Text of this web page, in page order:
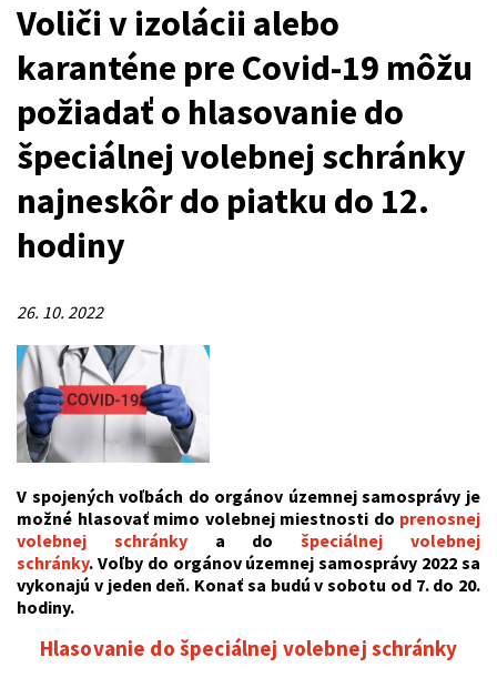
Voliči v izolácii alebo
karanténe pre Covid-19 môžu
požiadať o hlasovanie do
špeciálnej volebnej schránky
najneskôr do piatku do 12.
hodiny
26. 10. 2022
V spojených voľbách do orgánov územnej samosprávy je
možné hlasovať mimo volebnej miestnosti do prenosnej
volebnej schránkya došpeciálnej volebnej
schránky. Voľby do orgánov územnej samosprávy 2022 sa
vykonajú v jeden deň. Konať sa budú v sobotu od 7. do 20.
hodiny.
Hlasovanie do špeciálnej volebnej schránky